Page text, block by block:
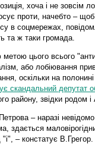
хоча і не зовсім
проти, начебто –
в соцмережах,
та ж таки громада.
цього всього
або лобіювання
оскільки на
скандальний депутат
району, звідки родом
– наразі
здається
– констатує В.Грегор.